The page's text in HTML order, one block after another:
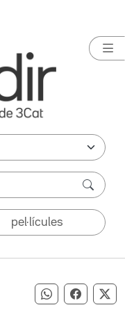
pel·lícules
Compartir